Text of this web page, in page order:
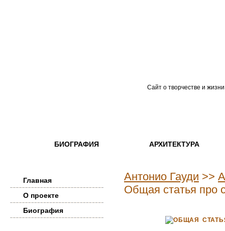
Сайт о творчестве и
БИОГРАФИЯ АРХИТЕКТУРА
Главная
О проекте
Биография
Антонио Гауди >>
Общая статья про
ОБЩАЯ